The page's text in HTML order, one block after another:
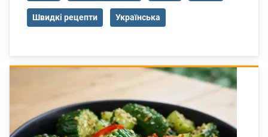
Швидкі рецепти Українська